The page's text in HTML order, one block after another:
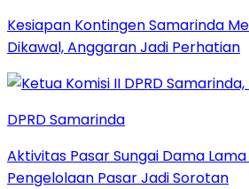
Kesiapan Kontingen Samarinda
Dikawal, Anggaran Jadi Perhatian
DPRD Samarinda
Aktivitas Pasar Sungai Dama
Pengelolaan Pasar Jadi Sorotan